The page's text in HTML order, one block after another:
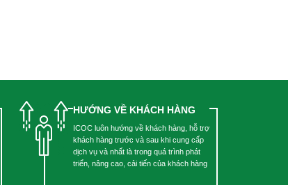
HƯỚNG VỀ KHÁCH HÀNG
ICOC luôn hướng về khách hàng, hỗ trợ
khách hàng trước và sau khi cung cấp
dịch vụ và nhất là trong quá trình phát
triển, nâng cao, cải tiến của khách hàng